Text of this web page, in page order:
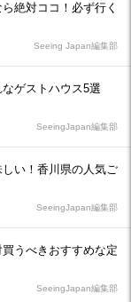
絶対ココ！必ず行く
Seeing Japan編集部
ゲストハウス5選
SeeingJapan編集部
い！香川県の人気ご
SeeingJapan編集部
うべきおすすめな定
SeeingJapan編集部